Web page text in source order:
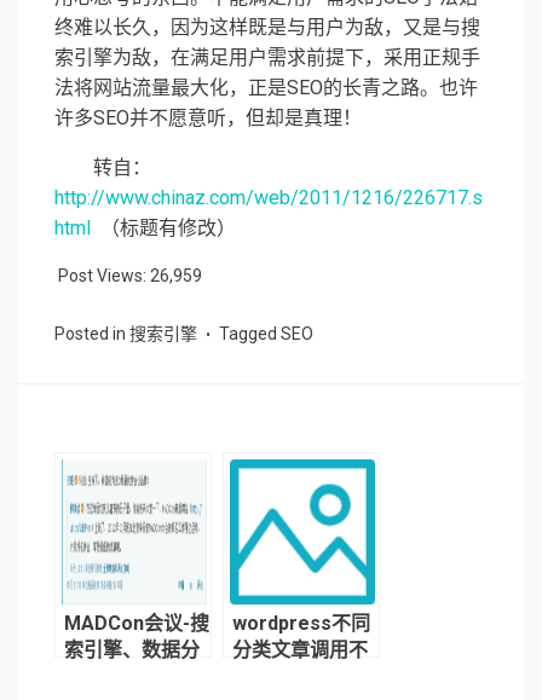
终难以长久，因为这样既是与用户为敌，又是与搜
索引擎为敌，在满足用户需求前提下，采用正规手
法将网站流量最大化，正是SEO的长青之路。也许
许多SEO并不愿意听，但却是真理！
转自：
http://www.chinaz.com/web/2011/1216/226717.s
html
（标题有修改）
Post Views: 26,959
Posted in 搜索引擎 Tagged SEO
MADCon会议-搜
索引擎、数据分
wordpress不同
分类文章调用不